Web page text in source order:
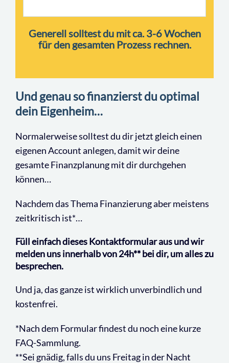
Generell solltest du mit ca. 3-6 Wochen
für den gesamten Prozess rechnen.
Und genau so finanzierst du optimal
dein Eigenheim…
Normalerweise solltest du dir jetzt gleich einen
eigenen Account anlegen, damit wir deine
gesamte Finanzplanung mit dir durchgehen
können…
Nachdem das Thema Finanzierung aber meistens
zeitkritisch ist*…
Füll einfach dieses Kontaktformular aus und wir
melden uns innerhalb von 24h** bei dir, um alles zu
besprechen.
Und ja, das ganze ist wirklich unverbindlich und
kostenfrei.
*Nach dem Formular findest du noch eine kurze
FAQ-Sammlung.
**Sei gnädig, falls du uns Freitag in der Nacht